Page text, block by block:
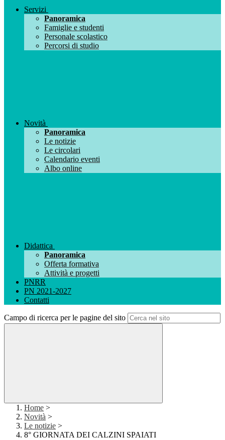
Servizi
Panoramica
Famiglie e studenti
Personale scolastico
Percorsi di studio
Novità
Panoramica
Le notizie
Le circolari
Calendario eventi
Albo online
Didattica
Panoramica
Offerta formativa
Attività e progetti
PNRR
PN 2021-2027
Contatti
Campo di ricerca per le pagine del sito
Home >
Novità >
Le notizie >
8° GIORNATA DEI CALZINI SPAIATI